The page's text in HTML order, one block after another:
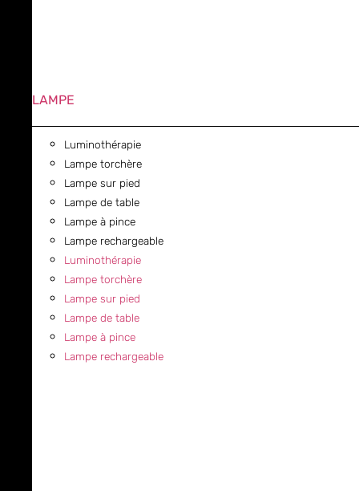
LAMPE
Luminothérapie
Lampe torchère
Lampe sur pied
Lampe de table
Lampe à pince
Lampe rechargeable
Luminothérapie
Lampe torchère
Lampe sur pied
Lampe de table
Lampe à pince
Lampe rechargeable